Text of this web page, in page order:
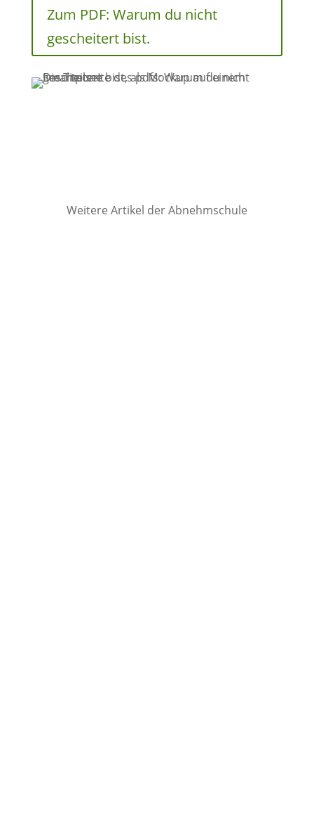
Zum PDF: Warum du nicht
gescheitert bist.
Weitere Artikel der Abnehmschule